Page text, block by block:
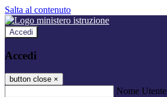
Salta al contenuto
Accedi
Accedi
button close ×
Nome Utente